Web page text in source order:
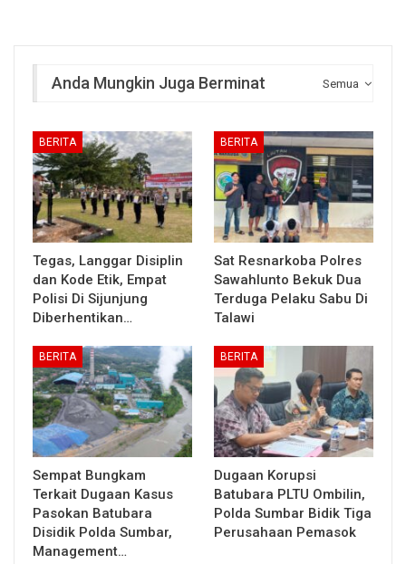
Semua
Anda Mungkin Juga Berminat
BERITA
Tegas, Langgar Disiplin
dan Kode Etik, Empat
Polisi Di Sijunjung
Diberhentikan…
BERITA
Sat Resnarkoba Polres
Sawahlunto Bekuk Dua
Terduga Pelaku Sabu Di
Talawi
BERITA
Sempat Bungkam
Terkait Dugaan Kasus
Pasokan Batubara
Disidik Polda Sumbar,
Management…
BERITA
Dugaan Korupsi
Batubara PLTU Ombilin,
Polda Sumbar Bidik Tiga
Perusahaan Pemasok